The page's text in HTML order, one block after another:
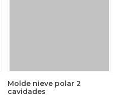
Molde nieve polar 2
cavidades